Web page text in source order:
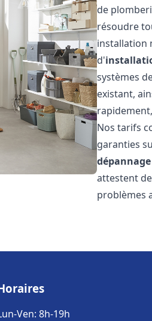
de
résoudre
installation
d'
systèmes
existant,
Nos tarifs
garanties
attestent
problèmes
Ven: 8h-19h